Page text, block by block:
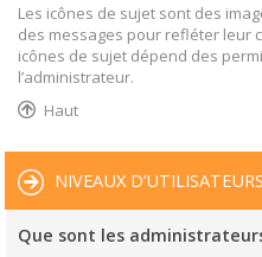
Les icônes de sujet sont des
des messages pour refléter leur
icônes de sujet dépend des
l’administrateur.
Haut
NIVEAUX
Que sont les